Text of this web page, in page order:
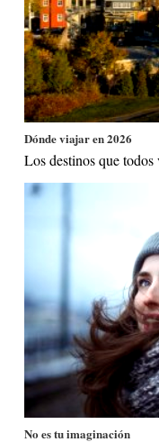
Dónde viajar en 2026
Los destinos que
No es tu imaginación